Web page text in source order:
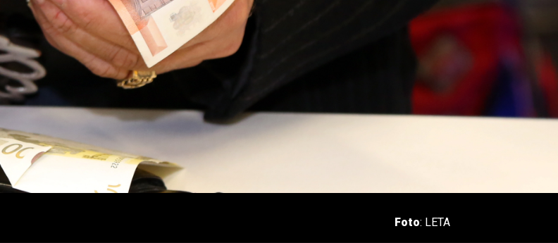
Foto: LETA